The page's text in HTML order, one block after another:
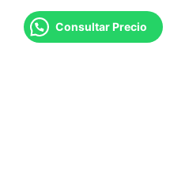
Consultar Precio